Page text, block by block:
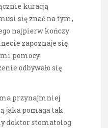
kuracją
się znać na tym,
najpierw kończy
zapoznaje się
pomocy
odbywało się
przynajmniej
jaka pomaga tak
doktor stomatolog